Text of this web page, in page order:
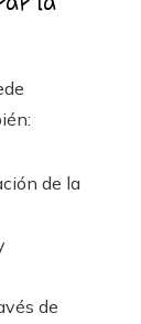
de la
de